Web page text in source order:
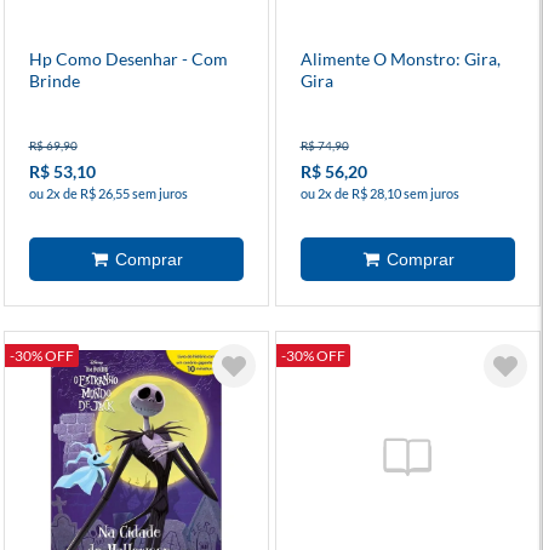
Hp Como Desenhar - Com
Brinde
R$ 69,90
R$ 53,10
ou 2x de R$ 26,55 sem juros
Alimente O Monstro: Gira,
Gira
R$ 74,90
R$ 56,20
ou 2x de R$ 28,10 sem juros
-30% OFF -30% OFF